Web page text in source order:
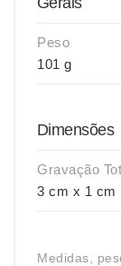
Peso
101 g
Dimensões
Gravação
3 cm x 1 cm
Medidas,